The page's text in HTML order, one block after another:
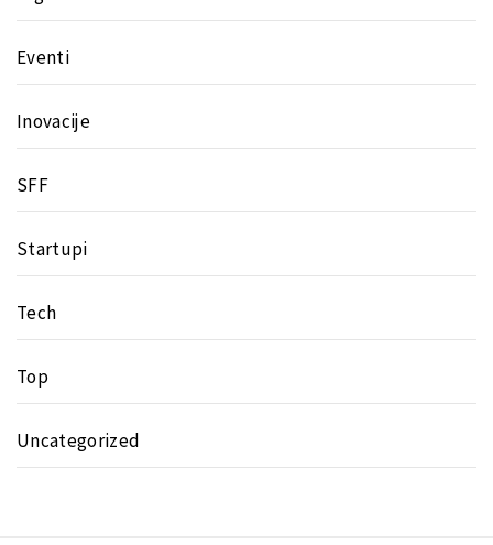
Eventi
Inovacije
SFF
Startupi
Tech
Top
Uncategorized